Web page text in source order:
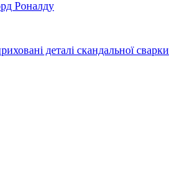
Роналду
деталі скандальної сварки